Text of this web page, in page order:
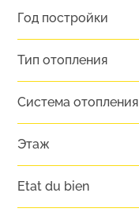
Год постройки
Тип отопления
Система отопления
Этаж
Etat du bien